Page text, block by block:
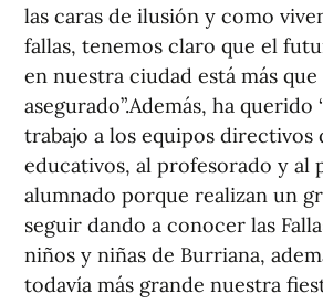
las caras de ilusión y como
fallas, tenemos claro que el
en nuestra ciudad está más que
asegurado”.Además, ha querido
trabajo a los equipos directivos
educativos, al profesorado y al
alumnado porque realizan un
seguir dando a conocer las
niños y niñas de Burriana,
todavía más grande nuestra